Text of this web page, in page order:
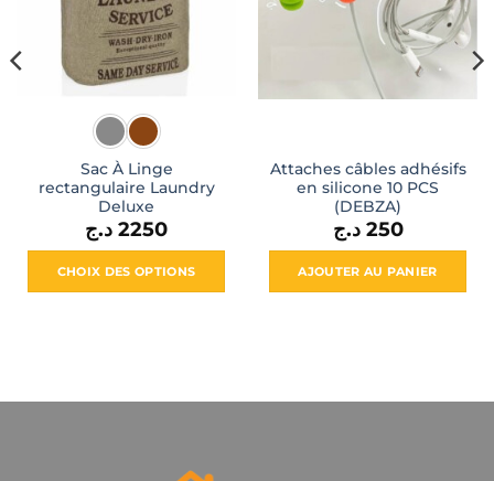
Sac À Linge
rectangulaire Laundry
Deluxe
2250 د.ج
CHOIX DES OPTIONS
Attaches câbles adhésifs
en silicone 10 PCS
(DEBZA)
250 د.ج
AJOUTER AU PANIER